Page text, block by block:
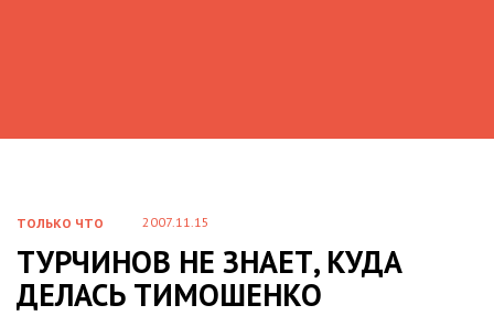
ТОЛЬКО ЧТО 2007.11.15
ТУРЧИНОВ НЕ ЗНАЕТ, КУДА
ДЕЛАСЬ ТИМОШЕНКО